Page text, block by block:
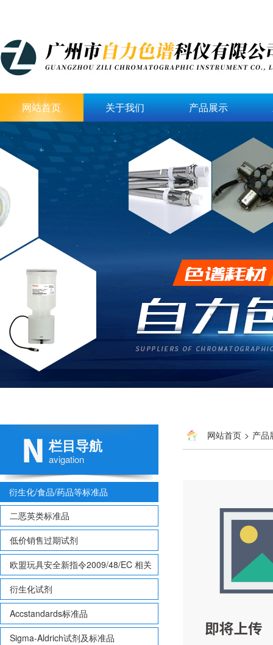
网站首页 关于我们 产品展示
栏目导航
avigation
衍生化/食品/药品等标准品
二恶英类标准品
低价销售过期试剂
欧盟玩具安全新指令2009/48/EC 相关
致敏性香味剂标准品
衍生化试剂
Accstandards标准品
Sigma-Aldrich试剂及标准品
网站首页 > 产品